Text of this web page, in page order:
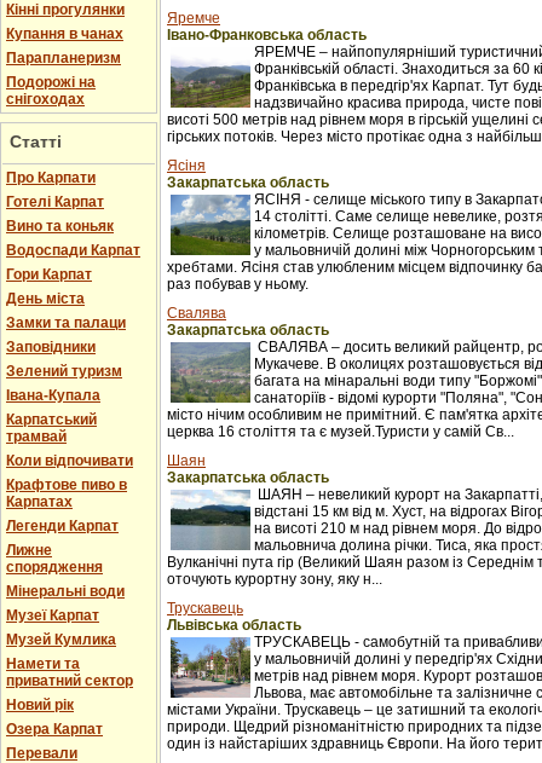
Кінні прогулянки
Купання в чанах
Парапланеризм
Подорожі на
снігоходах
Статті
Про Карпати
Готелі Карпат
Вино та коньяк
Водоспади Карпат
Гори Карпат
День міста
Замки та палаци
Заповідники
Зелений туризм
Івана-Купала
Карпатський
трамвай
Коли відпочивати
Крафтове пиво в
Карпатах
Легенди Карпат
Лижне
спорядження
Мінеральні води
Музеї Карпат
Музей Кумлика
Намети та
приватний сектор
Новий рік
Озера Карпат
Перевали
Яремче
Івано-Франковська область
ЯРЕМЧЕ – найпопулярніший
Франківській області. Знаходиться за 60
Франківська в передгір'ях Карпат. Тут
надзвичайно красива природа, чисте
висоті 500 метрів над рівнем моря в гірській ущелині
гірських потоків. Через місто протікає одна з
Ясіня
Закарпатська область
ЯСІНЯ - селище міського типу в
14 столітті. Саме селище невелике,
кілометрів. Селище розташоване на
у мальовничій долині між
хребтами. Ясіня став улюбленим місцем відпочинку
раз побував у ньому.
Свалява
Закарпатська область
СВАЛЯВА – досить великий райцентр,
Мукачеве. В околицях розташовується
багата на мінаральні води типу
санаторіїв - відомі курорти "Поляна",
місто нічим особливим не примітний. Є пам'ятка
церква 16 століття та є музей.Туристи у самій Св...
Шаян
Закарпатська область
ШАЯН – невеликий курорт на
відстані 15 км від м. Хуст, на відрогах
на висоті 210 м над рівнем моря. До
мальовнича долина річки. Тиса, яка
Вулканічні пута гір (Великий Шаян разом із
оточують курортну зону, яку н...
Трускавець
Львівська область
ТРУСКАВЕЦЬ - самобутній та
у мальовничій долині у передгір'ях
метрів над рівнем моря. Курорт
Львова, має автомобільне та залізничне
містами України. Трускавець – це затишний та
природи. Щедрий різноманітністю природних та
один із найстаріших здравниць Європи. На його